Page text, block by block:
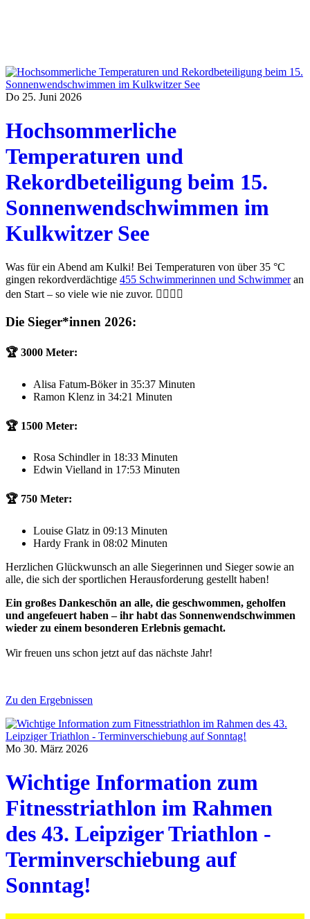
Do 25. Juni 2026
Hochsommerliche
Temperaturen und
Rekordbeteiligung beim 15.
Sonnenwendschwimmen im
Kulkwitzer See
Was für ein Abend am Kulki! Bei Temperaturen von über 35 °C
gingen rekordverdächtige 455 Schwimmerinnen und Schwimmeran
den Start – so viele wie nie zuvor. 🏊‍♂️🏊‍♀️
Die Sieger*innen 2026:
🏆 3000 Meter:
Alisa Fatum-Böker in 35:37 Minuten
Ramon Klenz in 34:21 Minuten
🏆 1500 Meter:
Rosa Schindler in 18:33 Minuten
Edwin Vielland in 17:53 Minuten
🏆 750 Meter:
Louise Glatz in 09:13 Minuten
Hardy Frank in 08:02 Minuten
Herzlichen Glückwunsch an alle Siegerinnen und Sieger sowie an
alle, die sich der sportlichen Herausforderung gestellt haben!
Ein großes Dankeschön an alle, die geschwommen, geholfen
und angefeuert haben – ihr habt das Sonnenwendschwimmen
wieder zu einem besonderen Erlebnis gemacht.
Wir freuen uns schon jetzt auf das nächste Jahr!
Zu den Ergebnissen
Mo 30. März 2026
Wichtige Information zum
Fitnesstriathlon im Rahmen
des 43. Leipziger Triathlon -
Terminverschiebung auf
Sonntag!